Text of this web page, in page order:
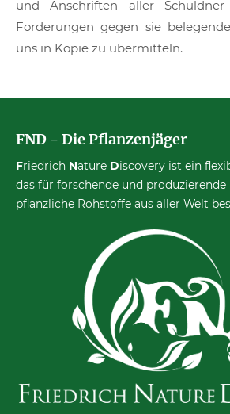
und Anschriften aller
Forderungen gegen sie
uns in Kopie zu übermitteln.
FND - Die Pflanzenjäger
Friedrich Nature Discovery ist ein
das für forschende und
pflanzliche Rohstoffe aus aller Welt